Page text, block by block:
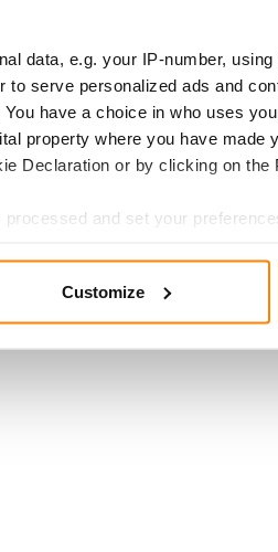
data, e.g. your IP-number,
serve personalized ads and
have a choice in who uses
property where you have made
Declaration or by clicking on the
and set your
media, advertising and
that they’ve collected from your
Customize
laittaa folion käytön jälkeen
Fredman folio on